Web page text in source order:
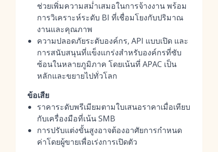
ช่วยเพิ่มความสม่ำเสมอในการจ้างงาน พร้อม
การวิเคราะห์ระดับ BI ที่เชื่อมโยงกับปริมาณ
งานและคุณภาพ
ความปลอดภัยระดับองค์กร, API แบบเปิด และ
การสนับสนุนที่แข็งแกร่งสำหรับองค์กรที่ซับ
ซ้อนในหลายภูมิภาค โดยเน้นที่ APAC เป็น
หลักและขยายไปทั่วโลก
ข้อเสีย
ราคาระดับพรีเมียมตามใบเสนอราคาเมื่อเทียบ
กับเครื่องมือที่เน้น SMB
การปรับแต่งขั้นสูงอาจต้องอาศัยการกำหนด
ค่าโดยผู้ขายเพื่อเร่งการเปิดตัว